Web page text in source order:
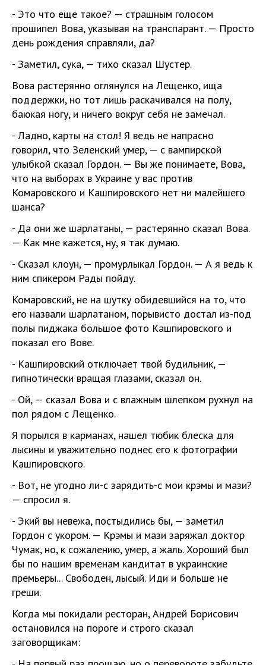
- Это что еще такое? — страшным голосом
прошипел Вова, указывая на транспарант. — Просто
день рождения справляли, да?
- Заметил, сука, — тихо сказал Шустер.
Вова растерянно оглянулся на Лещенко, ища
поддержки, но тот лишь раскачивался на полу,
баюкая ногу, и ничего вокруг себя не замечал.
- Ладно, карты на стол! Я ведь не напрасно
говорил, что Зеленский умер, — с вампирской
улыбкой сказал Гордон. — Вы же понимаете, Вова,
что на выборах в Украине у вас против
Комаровского и Кашпировского нет ни малейшего
шанса?
- Да они же шарлатаны, — растерянно сказал Вова.
— Как мне кажется, ну, я так думаю.
- Сказал клоун, — промурлыкал Гордон. — А я ведь к
ним спикером Рады пойду.
Комаровский, не на шутку обидевшийся на то, что
его назвали шарлатаном, порывисто достал из-под
полы пиджака большое фото Кашпировского и
показал его Вове.
- Кашпировский отключает твой будильник, —
гипнотически вращая глазами, сказал он.
- Ой, — сказал Вова и с влажным шлепком рухнул на
пол рядом с Лещенко.
Я порылся в карманах, нашел тюбик блеска для
лысины и уважительно поднес его к фотографии
Кашпировского.
- Вот, не угодно ли-с зарядить-с мои крэмы и мази?
— спросил я.
- Экий вы невежа, постыдились бы, — заметил
Гордон с укором. — Крэмы и мази заряжал доктор
Чумак, но, к сожалению, умер, а жаль. Хороший был
бы по нашим временам кандитат в украинские
премьеры... Свободен, лысый. Иди и больше не
греши.
Когда мы покидали ресторан, Андрей Борисович
остановился на пороге и строго сказал
заговорщикам: